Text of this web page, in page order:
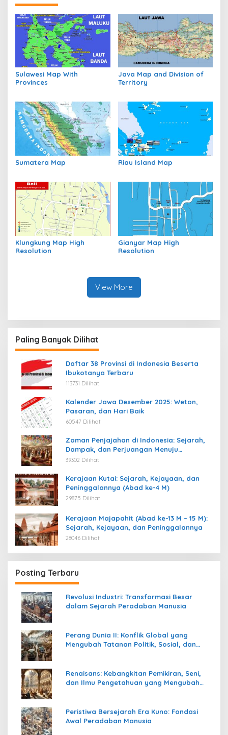
Sulawesi Map With
Provinces
Java Map and Division of
Territory
Sumatera Map Riau Island Map
Klungkung Map High
Resolution
Gianyar Map High
Resolution
View More
Paling Banyak Dilihat
Daftar 38 Provinsi di Indonesia Beserta
Ibukotanya Terbaru
113731 Dilihat
Kalender Jawa Desember 2025: Weton,
Pasaran, dan Hari Baik
60547 Dilihat
Zaman Penjajahan di Indonesia: Sejarah,
Dampak, dan Perjuangan Menuju
Kemerdekaan
39302 Dilihat
Kerajaan Kutai: Sejarah, Kejayaan, dan
Peninggalannya (Abad ke-4 M)
29875 Dilihat
Kerajaan Majapahit (Abad ke-13 M – 15 M):
Sejarah, Kejayaan, dan Peninggalannya
28046 Dilihat
Posting Terbaru
Revolusi Industri: Transformasi Besar
dalam Sejarah Peradaban Manusia
Perang Dunia II: Konflik Global yang
Mengubah Tatanan Politik, Sosial, dan
Renaisans: Kebangkitan Pemikiran, Seni,
dan Ilmu Pengetahuan yang Mengubah
Peristiwa Bersejarah Era Kuno: Fondasi
Awal Peradaban Manusia